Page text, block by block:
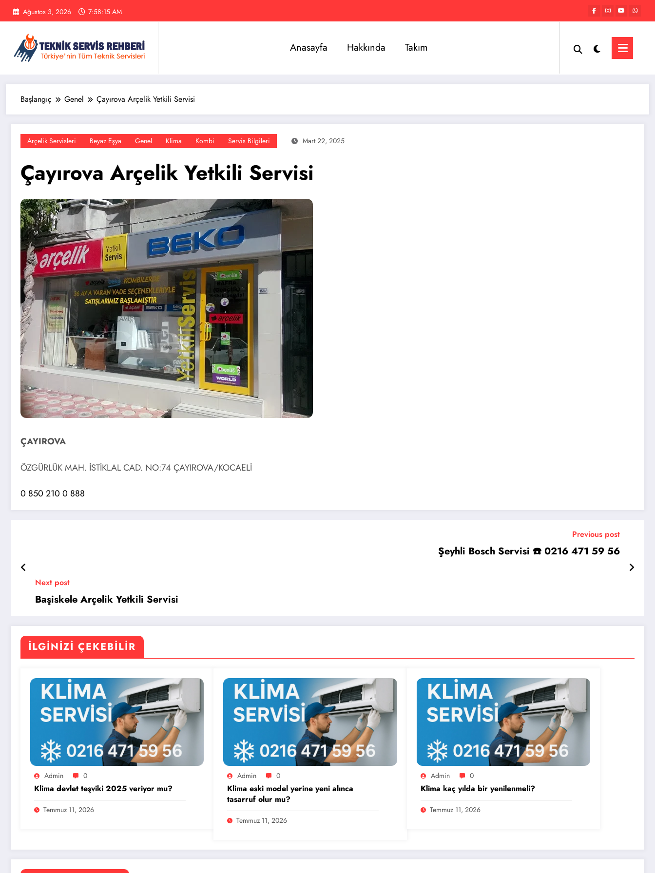
İçeriğe
Ağustos 3, 2026 7:58:15 AM
Anasayfa Hakkında Takım
Başlangıç Genel Çayırova Arçelik Yetkili Servisi
Arçelik Servisleri Beyaz Eşya Genel Klima Kombi Servis Bilgileri Mart 22, 2025
Çayırova Arçelik Yetkili Servisi
ÇAYIROVA
ÖZGÜRLÜK MAH. İSTİKLAL CAD. NO:74 ÇAYIROVA/KOCAELİ
0 850 210 0 888
Previous post
Şeyhli Bosch Servisi ☎️ 0216 471 59 56
Next post
Başiskele Arçelik Yetkili Servisi
İLGINIZI ÇEKEBILIR
Admin 0
Klima devlet teşviki 2025 veriyor mu?
Temmuz 11, 2026
Admin 0
Klima eski model yerine yeni alınca
tasarruf olur mu?
Temmuz 11, 2026
Admin 0
Klima kaç yılda bir yenilenmeli?
Temmuz 11, 2026